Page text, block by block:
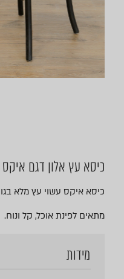
כיסא עץ אלון דגם
כיסא איקס עשוי עץ מלא
מתאים לפינת אוכל, קל ונוח.
מידות